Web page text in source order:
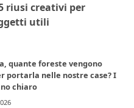
riusi creativi per
utili
quante foreste vengono
portarla nelle nostre case? I
chiaro